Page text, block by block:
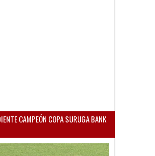
CAMPEÓN COPA SURUGA BANK